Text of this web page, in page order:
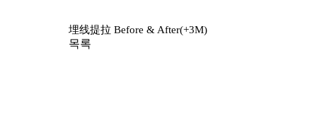
埋线提拉 Before & After(+3M)
목록